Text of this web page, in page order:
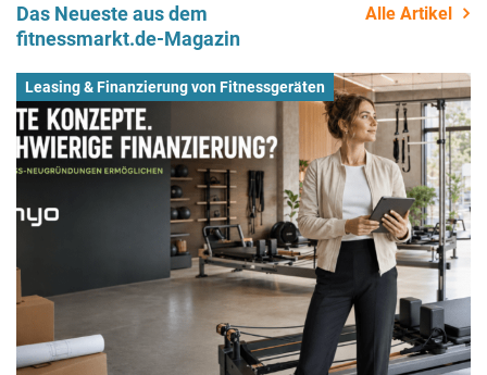
Das Neueste aus dem
fitnessmarkt.de-Magazin
Alle Artikel
Leasing & Finanzierung von Fitnessgeräten